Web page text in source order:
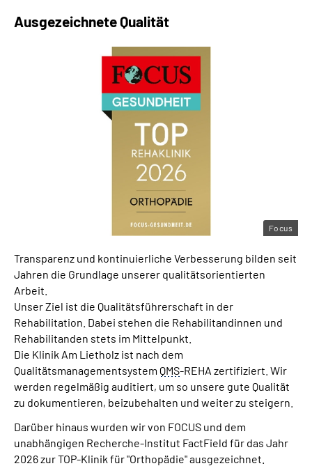
Ausgezeichnete Qualität
Transparenz und kontinuierliche Verbesserung bilden seit
Jahren die Grundlage unserer qualitätsorientierten
Arbeit.
Unser Ziel ist die Qualitätsführerschaft in der
Rehabilitation. Dabei stehen die Rehabilitandinnen und
Rehabilitanden stets im Mittelpunkt.
Die Klinik Am Lietholz ist nach dem
Qualitätsmanagementsystem QMS-REHA zertifiziert. Wir
werden regelmäßig auditiert, um so unsere gute Qualität
zu dokumentieren, beizubehalten und weiter zu steigern.
Darüber hinaus wurden wir von FOCUS und dem
unabhängigen Recherche-Institut FactField für das Jahr
2026 zur TOP-Klinik für "Orthopädie" ausgezeichnet.
Focus